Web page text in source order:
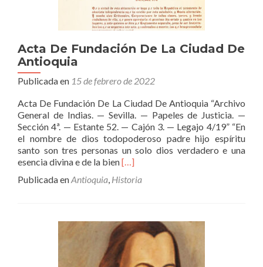
Acta De Fundación De La Ciudad De
Antioquia
Publicada en 15 de febrero de 2022
Acta De Fundación De La Ciudad De Antioquia “Archivo
General de Indias. — Sevilla. — Papeles de Justicia. —
Sección 4ª. — Estante 52. — Cajón 3. — Legajo 4/19” “En
el nombre de dios todopoderoso padre hijo espíritu
santo son tres personas un solo dios verdadero e una
esencia divina e de la bienLeer
De
La
Ciudad
De
Antioquia
[…]
Publicada enAntioquia, Historia